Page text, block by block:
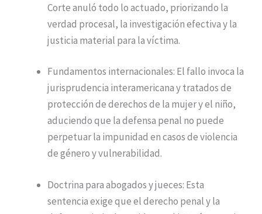
Corte anuló todo lo actuado, priorizando la
verdad procesal, la investigación efectiva y la
justicia material para la víctima.
Fundamentos internacionales: El fallo invoca la
jurisprudencia interamericana y tratados de
protección de derechos de la mujer y el niño,
aduciendo que la defensa penal no puede
perpetuar la impunidad en casos de violencia
de género y vulnerabilidad.
Doctrina para abogados y jueces: Esta
sentencia exige que el derecho penal y la